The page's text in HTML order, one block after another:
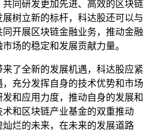
同研发更加先进、高效的区块链
树立新的标杆，科达股还可以与
开展区块链金融业务，推动金融
场的稳定和发展贡献力量。
了全新的发展机遇，科达股应紧
充分发挥自身的技术优势和市场
和应用力度，推动自身的发展和
和区块链产业基金的双重推动
烂的未来，在未来的发展道路